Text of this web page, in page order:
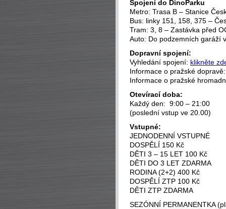
Spojení do DinoParku
Metro: Trasa B – Stanice
Bus: linky 151, 158, 375 –
Tram: 3, 8 – Zastávka před
Auto: Do podzemních garáží
Dopravní spojení:
Vyhledání spojení: klikněte
Informace o pražské
Informace o pražské
Otevírací doba:
Každý den: 9:00 – 21:00
(poslední vstup ve 20.00)
Vstupné:
JEDNODENNÍ VSTUPNÉ
DOSPĚLÍ 150 Kč
DĚTI 3 – 15 LET 100 Kč
DĚTI DO 3 LET ZDARMA
RODINA (2+2) 400 Kč
DOSPĚLÍ ZTP 100 Kč
DĚTI ZTP ZDARMA
SEZÓNNÍ PERMANENTKA